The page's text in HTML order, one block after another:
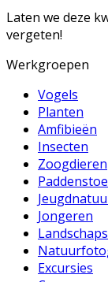
Laten we deze
vergeten!
Werkgroepen
Vogels
Planten
Amfibieën
Insecten
Zoogdieren
Jongeren
Excursies